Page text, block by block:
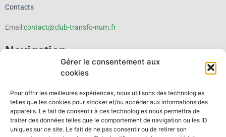
Gérer le consentement aux
cookies
Pour offrir les meilleures expériences, nous utilisons des technologies
telles que les cookies pour stocker et/ou accéder aux informations des
appareils. Le fait de consentir à ces technologies nous permettra de
traiter des données telles que le comportement de navigation ou les ID
uniques sur ce site. Le fait de ne pas consentir ou de retirer son
Contacts
Email:contact@club-transfo-num.fr
Navigation
Événements
Thematiques